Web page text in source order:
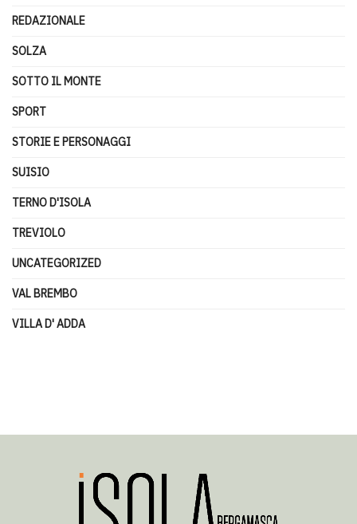
REDAZIONALE
SOLZA
SOTTO IL MONTE
SPORT
STORIE E PERSONAGGI
SUISIO
TERNO D'ISOLA
TREVIOLO
UNCATEGORIZED
VAL BREMBO
VILLA D' ADDA